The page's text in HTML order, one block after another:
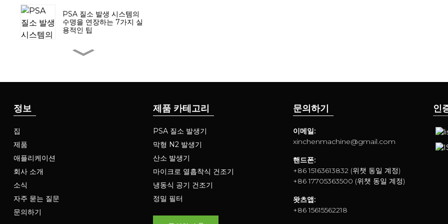
PSA 질소 발생 시스템의
수명을 연장하는 7가지 실
용적인 팁
LUGAS 질소 발생기 및 부
정보
집
제품
애플리케이션
회사 소개
소식
자주 묻는 질문
문의하기
제품 카테고리
PSA 질소 발생기
막형 N2 발생기
산소 발생기
마이크로 열흡착식 건조기
냉동식 공기 건조기
정밀 필터
문의하기
이메일:
xinchenmachine@gmail.com
핸드폰:
+86 15163613832 (위챗 동일 계정)
+86 17705363500 (위챗 동일 계정)
왓츠앱:
+86 15615562218
인